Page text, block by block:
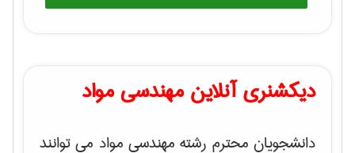
دیکشنری آنلاین مهندسی مواد
دانشجویان محترم رشته مهندسی مواد می توانند